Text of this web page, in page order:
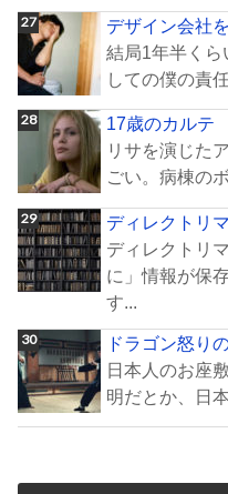
デザイン会社
結局1年半くら
しての僕の責
17歳のカルテ
リサを演じた
ごい。病棟の
ディレクトリ
ディレクトリ
に」情報が保
す...
ドラゴン怒り
日本人のお座
明だとか、日